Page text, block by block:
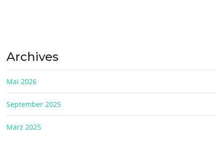
Archives
Mai 2026
September 2025
März 2025